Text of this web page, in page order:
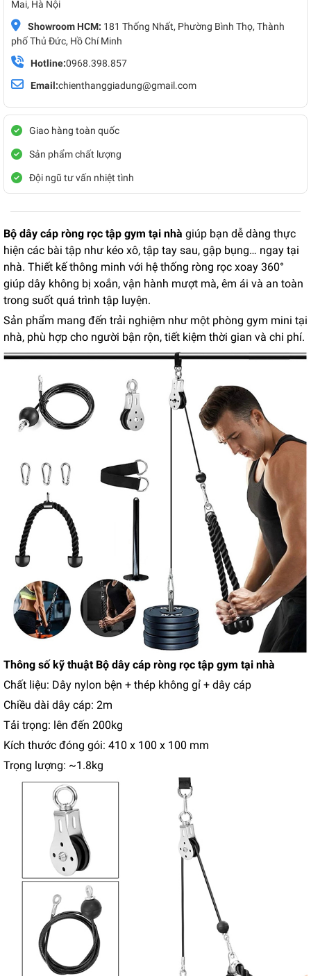
Mai, Hà Nội
Showroom HCM: 181 Thống Nhất, Phường Bình Thọ, Thành
phố Thủ Đức, Hồ Chí Minh
Hotline:0968.398.857
Email:chienthanggiadung@gmail.com
Giao hàng toàn quốc
Sản phẩm chất lượng
Đội ngũ tư vấn nhiệt tình
Bộ dây cáp ròng rọc tập gym tại nhà giúp bạn dễ dàng thực
hiện các bài tập như kéo xô, tập tay sau, gập bụng… ngay tại
nhà. Thiết kế thông minh với hệ thống ròng rọc xoay 360°
giúp dây không bị xoắn, vận hành mượt mà, êm ái và an toàn
trong suốt quá trình tập luyện.
Sản phẩm mang đến trải nghiệm như một phòng gym mini tại
nhà, phù hợp cho người bận rộn, tiết kiệm thời gian và chi phí.
Thông số kỹ thuật Bộ dây cáp ròng rọc tập gym tại nhà
Chất liệu: Dây nylon bện + thép không gỉ + dây cáp
Chiều dài dây cáp: 2m
Tải trọng: lên đến 200kg
Kích thước đóng gói: 410 x 100 x 100 mm
Trọng lượng: ~1.8kg